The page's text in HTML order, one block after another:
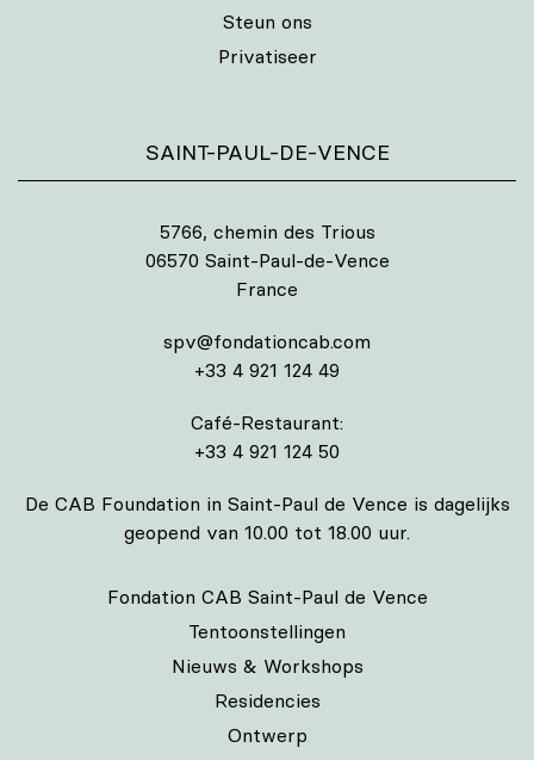
Steun ons
Privatiseer
SAINT-PAUL-DE-VENCE
5766, chemin des Trious
06570 Saint-Paul-de-Vence
France
spv@fondationcab.com
+33 4 921 124 49
Café-Restaurant:
+33 4 921 124 50
De CAB Foundation in Saint-Paul de Vence is dagelijks
geopend van 10.00 tot 18.00 uur.
Fondation CAB Saint-Paul de Vence
Tentoonstellingen
Nieuws & Workshops
Residencies
Ontwerp